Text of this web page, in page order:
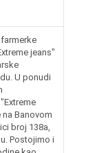
jeans"
U ponudi
Banovom
broj 138a,
Postojimo i